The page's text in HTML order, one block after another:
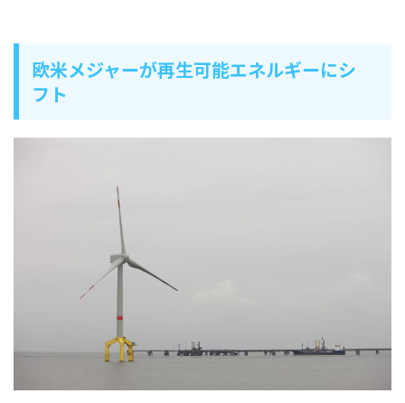
欧米メジャーが再生可能エネルギーにシ
フト